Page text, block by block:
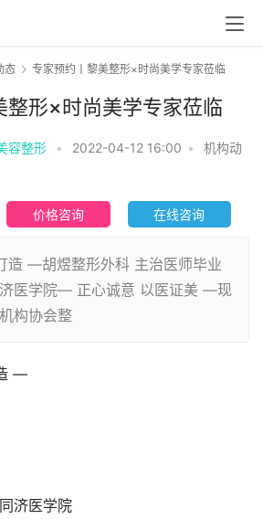
态 专家预约丨黎美整形×时尚美学专家莅临
整形×时尚美学专家莅临
容整形 • 2022-04-12 16:00 •
机构动
价格咨询 在线咨询
造 —胡煜整形外科 主治医师毕业
医学院— 正心诚意 以医证美 —现
构协会整
—
济医学院